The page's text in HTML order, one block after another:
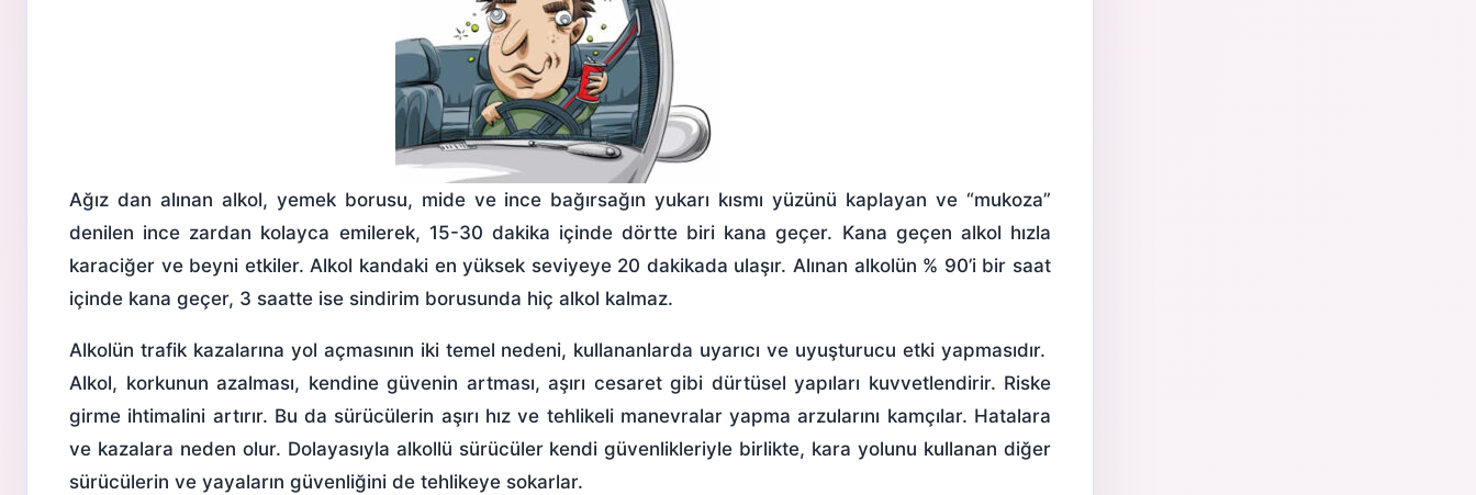
Ağız dan alınan alkol, yemek borusu, mide ve ince bağırsağın yukarı kısmı yüzünü kaplayan ve “mukoza”
denilen ince zardan kolayca emilerek, 15-30 dakika içinde dörtte biri kana geçer. Kana geçen alkol hızla
karaciğer ve beyni etkiler. Alkol kandaki en yüksek seviyeye 20 dakikada ulaşır. Alınan alkolün % 90’i bir saat
içinde kana geçer, 3 saatte ise sindirim borusunda hiç alkol kalmaz.
Alkolün trafik kazalarına yol açmasının iki temel nedeni, kullananlarda uyarıcı ve uyuşturucu etki yapmasıdır.
Alkol, korkunun azalması, kendine güvenin artması, aşırı cesaret gibi dürtüsel yapıları kuvvetlendirir. Riske
girme ihtimalini artırır. Bu da sürücülerin aşırı hız ve tehlikeli manevralar yapma arzularını kamçılar. Hatalara
ve kazalara neden olur. Dolayasıyla alkollü sürücüler kendi güvenlikleriyle birlikte, kara yolunu kullanan diğer
sürücülerin ve yayaların güvenliğini de tehlikeye sokarlar.